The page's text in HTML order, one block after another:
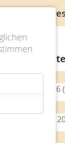
2026
Januar
Dezember